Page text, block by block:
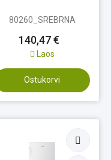
80260_SREBRNA
140,47 €
Laos
Ostukorvi